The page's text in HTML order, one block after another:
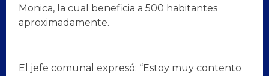
Monica, la cual beneficia a 500 habitantes
aproximadamente.
El jefe comunal expresó: “Estoy muy contento